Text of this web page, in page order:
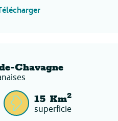
Chavagne
15 Km2
superficie